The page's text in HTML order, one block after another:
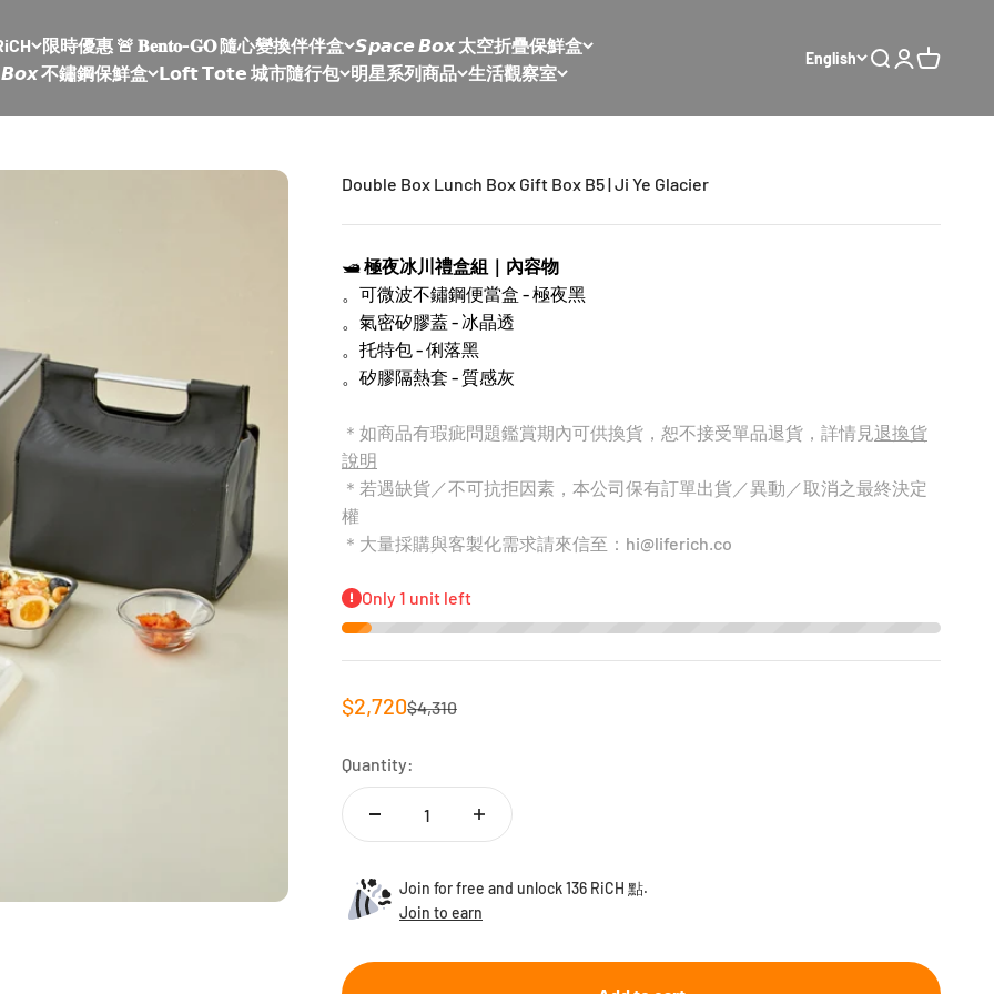
限時優惠 🚨 𝐁𝐞𝐧𝐭𝐨-𝐆𝐎 隨心變換伴伴盒 𝙎𝙥𝙖𝙘𝙚 𝘽𝙤𝙭 太空折疊保鮮盒
不鏽鋼保鮮盒 𝗟𝗼𝗳𝘁 𝗧𝗼𝘁𝗲 城市隨行包 明星系列商品 生活觀察室
English Open search
OpenOpen cart
Double Box Lunch Box Gift Box B5 | Ji Ye Glacier
🛥️極夜冰川禮盒組｜內容物
。可微波不鏽鋼便當盒 - 極夜黑
。氣密矽膠蓋 - 冰晶透
。托特包 - 俐落黑
。矽膠隔熱套 - 質感灰
＊如商品有瑕疵問題鑑賞期內可供換貨，恕不接受單品退貨，詳情見退換貨
說明
＊若遇缺貨／不可抗拒因素，本公司保有訂單出貨／異動／取消之最終決定
權
＊大量採購與客製化需求請來信至： hi@liferich.co
Only 1 unit left
Sale price
$2,720Regular price
$4,310
Quantity:
Join for free and unlock 136 RiCH 點.
Join to earn